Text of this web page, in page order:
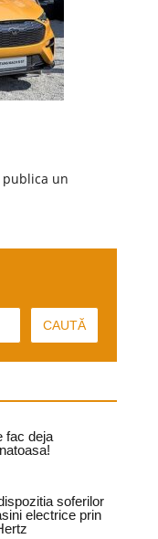
un
fac deja
soferilor
electrice prin